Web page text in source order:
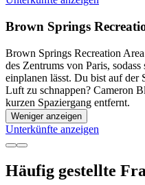
Brown Springs
Brown Springs Recreation
des Zentrums von Paris,
einplanen lässt. Du bist auf der
Luft zu schnappen? Cameron
kurzen Spaziergang entfernt.
Weniger anzeigen
Unterkünfte anzeigen
Häufig gestellte